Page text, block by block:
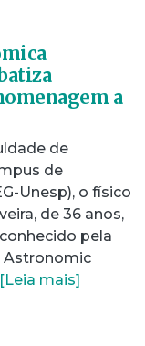
a
de
de
Unesp), o físico
de 36 anos,
pela
Astronomic
[Leia mais]